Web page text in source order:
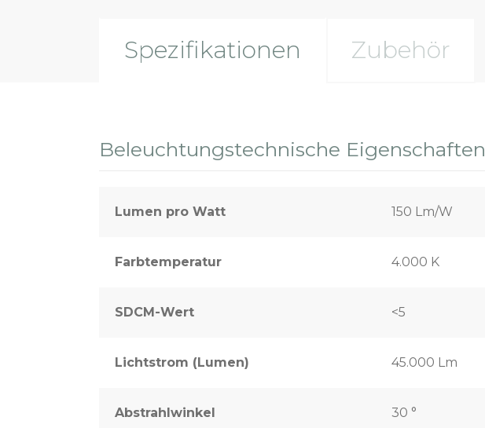
Spezifikationen Zubehör
Beleuchtungstechnische Eigenschaften
Lumen pro Watt 150 Lm/W
Farbtemperatur 4.000 K
SDCM-Wert <5
Lichtstrom (Lumen) 45.000 Lm
Abstrahlwinkel 30 °